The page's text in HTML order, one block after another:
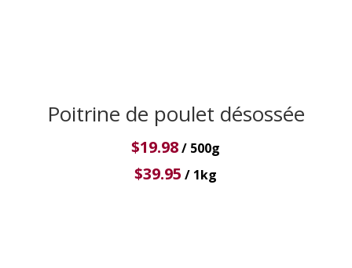
Poitrine de poulet désossée
$19.98/ 500g
$39.95 / 1kg